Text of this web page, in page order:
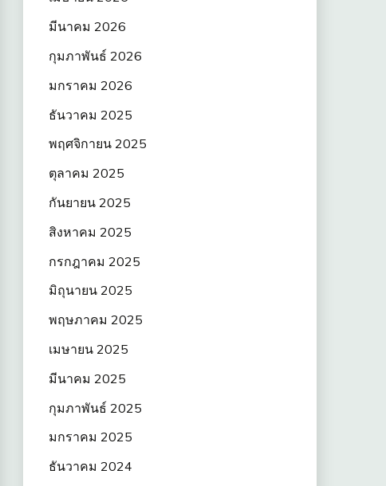
มีนาคม 2026
กุมภาพันธ์ 2026
มกราคม 2026
ธันวาคม 2025
พฤศจิกายน 2025
ตุลาคม 2025
กันยายน 2025
สิงหาคม 2025
กรกฎาคม 2025
มิถุนายน 2025
พฤษภาคม 2025
เมษายน 2025
มีนาคม 2025
กุมภาพันธ์ 2025
มกราคม 2025
ธันวาคม 2024